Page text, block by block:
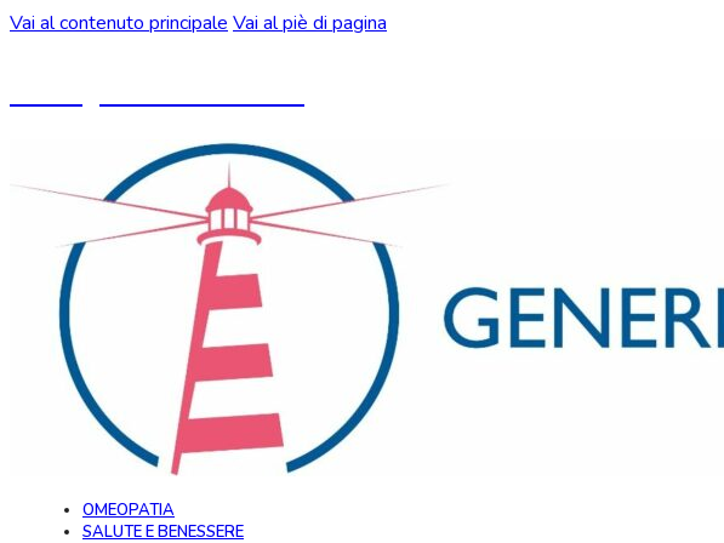
Vai al contenuto principale Vai al piè di pagina
OMEOPATIA
SALUTE E BENESSERE